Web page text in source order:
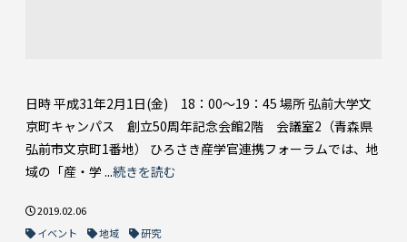
日時 平成31年2月1日(金) 18：00～19：45 場所 弘前大学文
京町キャンパス 創立50周年記念会館2階 会議室2（青森県
弘前市文京町1番地） ひろさき産学官連携フォーラムでは、地
域の「産・学 ...続きを読む
2019.02.06
イベント
地域 研究